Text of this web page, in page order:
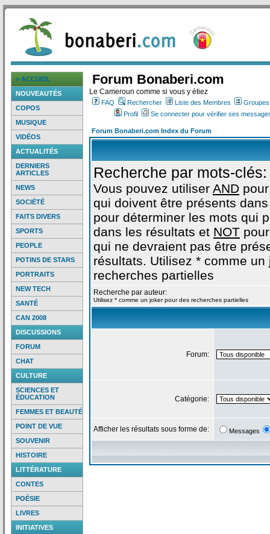
> ACCUEIL
NOUVEAUTÉS
COPOS
MUSIQUE
VIDÉOS
ACTUALITÉS
DERNIERS
ARTICLES
NEWS
SOCIÉTÉ
FAITS DIVERS
SPORTS
PEOPLE
POTINS DE STARS
PORTRAITS
NEW TECH
SANTÉ
CAN 2008
DISCUSSIONS
FORUM
CHAT
CULTURE
SCIENCES ET
ÉDUCATION
FEMMES ET BEAUTÉ
POINT DE VUE
SOUVENIR
HISTOIRE
LITTÉRATURE
CONTES
POÉSIE
LIVRES
INITIATIVES
Forum Bonaberi.com
Le Cameroun comme si vous y étiez
FAQ Rechercher Liste des Membres
Profil
Se connecter pour vérifier ses
Forum Bonaberi.com Index du Forum
Recherche par mots-clés:
Vous pouvez utiliser AND
qui doivent être présents
pour déterminer les mots qui
dans les résultats et NOT
qui ne devraient pas être
résultats. Utilisez * comme un
recherches partielles
Recherche par auteur:
Utilisez * comme un joker pour des recherches partielles
Forum:
Catégorie:
Afficher les résultats sous forme de: Messages